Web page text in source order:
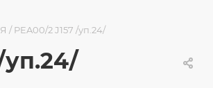
PEA00/2 J157 /уп.24/